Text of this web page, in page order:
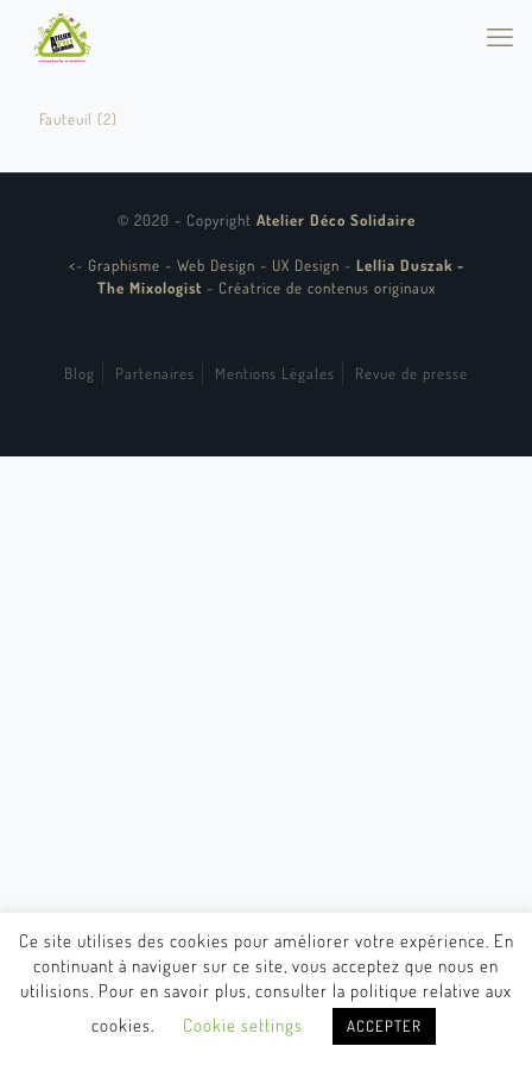
Fauteuil (2)
© 2020 - Copyright Atelier Déco Solidaire
<- Graphisme - Web Design - UX Design - Lellia Duszak -
The Mixologist - Créatrice de contenus originaux
Blog Partenaires Mentions Légales Revue de presse
Ce site utilises des cookies pour améliorer votre expérience. En
continuant à naviguer sur ce site, vous acceptez que nous en
utilisions. Pour en savoir plus, consulter la politique relative aux
cookies.
Cookie settings ACCEPTER